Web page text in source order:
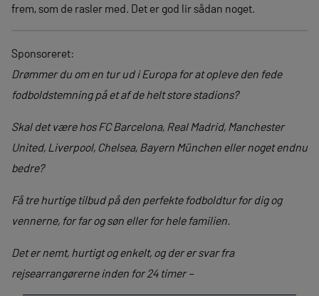
frem, som de rasler med. Det er god lir sådan noget.
Sponsoreret:
Drømmer du om en tur ud i Europa for at opleve den fede
fodboldstemning på et af de helt store stadions?
Skal det være hos FC Barcelona, Real Madrid, Manchester
United, Liverpool, Chelsea, Bayern München eller noget endnu
bedre?
Få tre hurtige tilbud på den perfekte fodboldtur for dig og
vennerne, for far og søn eller for hele familien.
Det er nemt, hurtigt og enkelt, og der er svar fra
rejsearrangørerne inden for 24 timer –